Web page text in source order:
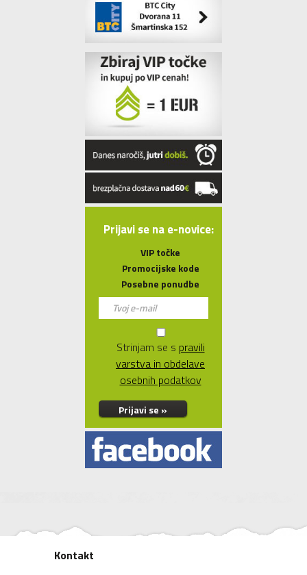
Prijavi se na e-novice:
VIP točke
Promocijske kode
Posebne ponudbe
Strinjam se s pravili
varstva in obdelave
osebnih podatkov
Prijavi se »
Kontakt